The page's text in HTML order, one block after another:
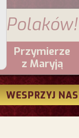
Polaków!
Przymierze
z Maryją
WESPRZYJ NAS